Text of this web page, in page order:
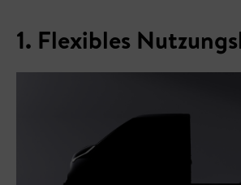
1. Flexibles